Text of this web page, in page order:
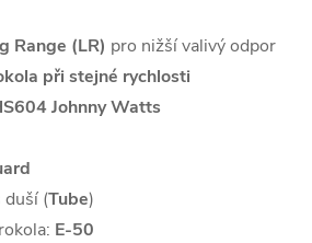
Range (LR) pro nižší valivý odpor
při stejné rychlosti
Johnny Watts
duší (Tube)
E-50